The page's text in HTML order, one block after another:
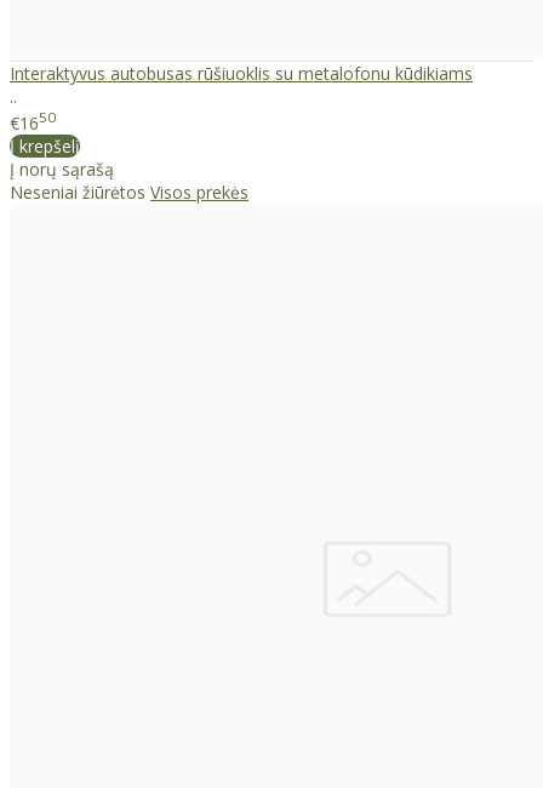
Interaktyvus autobusas rūšiuoklis su metalofonu kūdikiams
..
€1650
Į krepšelį
Į norų sąrašą
Neseniai žiūrėtos Visos prekės